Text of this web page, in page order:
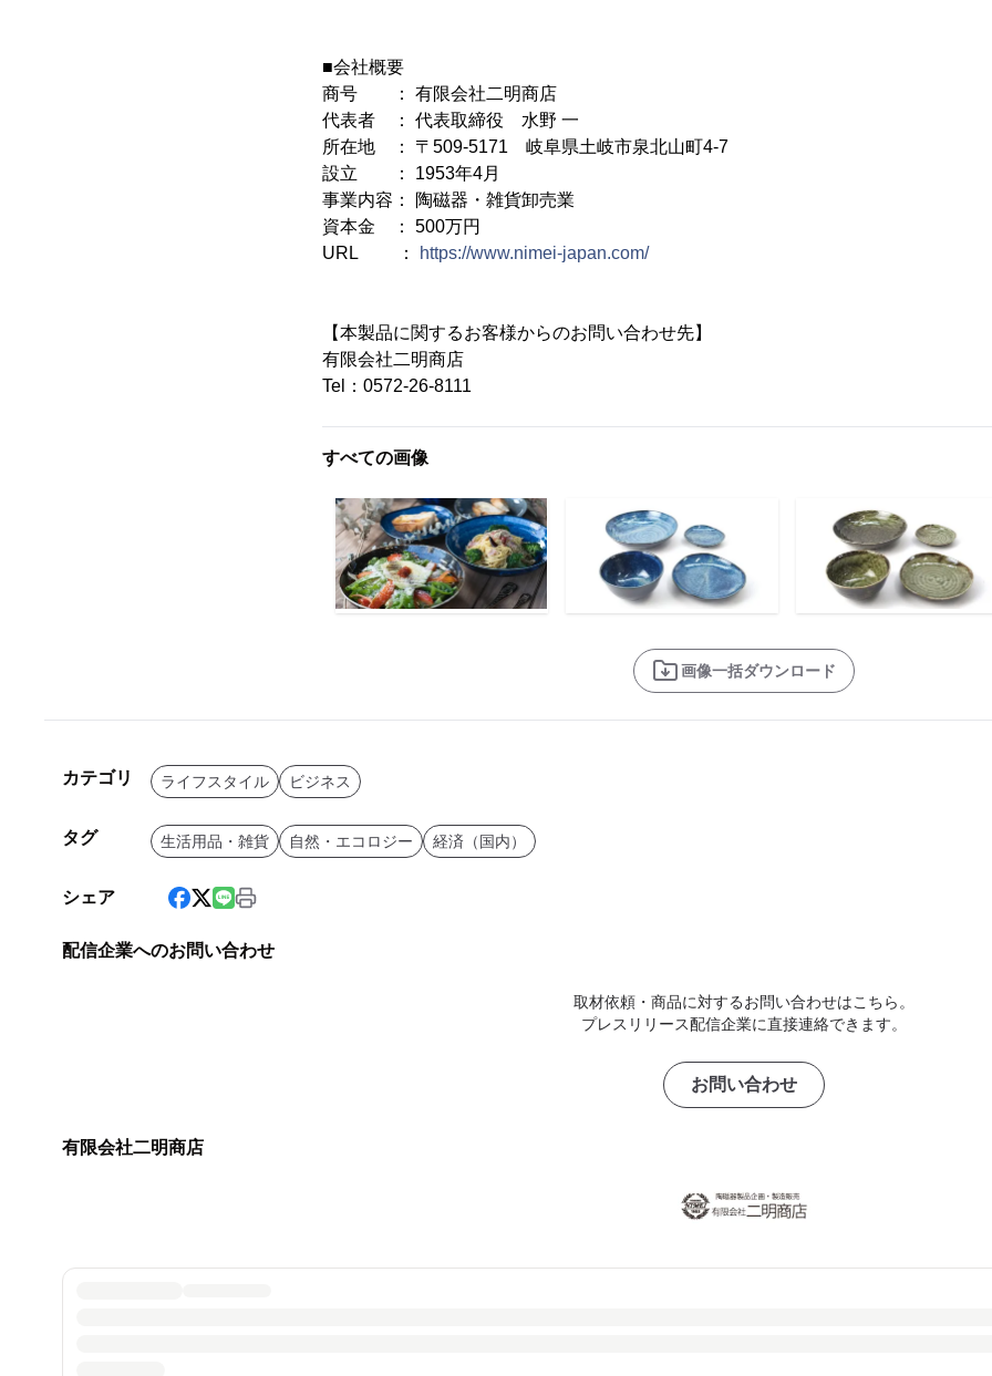
■会社概要
商号 ： 有限会社二明商店
代表者 ： 代表取締役 水野 一
所在地 ： 〒509-5171 岐阜県土岐市泉北山町4-7
設立 ： 1953年4月
事業内容： 陶磁器・雑貨卸売業
資本金 ： 500万円
URL ：
https://www.nimei-japan.com/
【本製品に関するお客様からのお問い合わせ先】
有限会社二明商店
Tel：0572-26-8111
すべての画像
画像一括ダウンロード
カテゴリ ライフスタイル ビジネス
タグ 生活用品・雑貨 自然・エコロジー 経済（国内）
シェア
配信企業へのお問い合わせ
取材依頼・商品に対するお問い合わせはこちら。
プレスリリース配信企業に直接連絡できます。
お問い合わせ
有限会社二明商店